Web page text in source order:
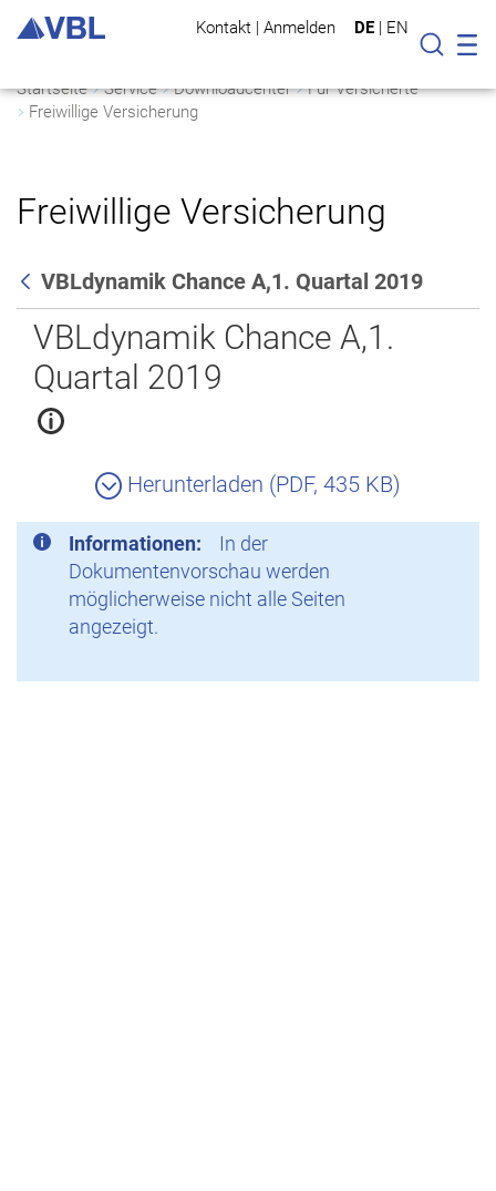
Kontakt | Anmelden DE | EN
Suche
Startseite Service Downloadcenter
Für Versicherte
Freiwillige Versicherung
Freiwillige Versicherung
Zurück
VBLdynamik Chance A,1. Quartal 2019
VBLdynamik Chance A,1.
Quartal 2019
Herunterladen (PDF, 435 KB)
Informationen:
In der
Dokumentenvorschau werden
möglicherweise nicht alle Seiten
angezeigt.